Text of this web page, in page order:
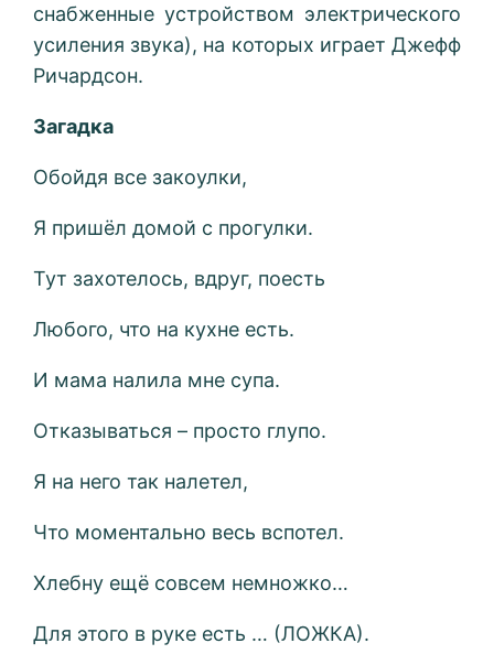
снабженные устройством электрического
усиления звука), на которых играет Джефф
Ричардсон.
Загадка
Обойдя все закоулки,
Я пришёл домой с прогулки.
Тут захотелось, вдруг, поесть
Любого, что на кухне есть.
И мама налила мне супа.
Отказываться – просто глупо.
Я на него так налетел,
Что моментально весь вспотел.
Хлебну ещё совсем немножко…
Для этого в руке есть … (ЛОЖКА).